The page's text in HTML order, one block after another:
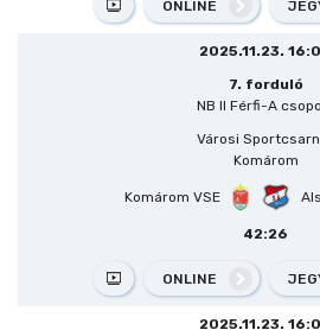
ONLINE
2025.11.23.
7. forduló
NB II Férfi-A
Városi
Komárom
Komárom VSE
42:26
ONLINE
2025.11.23.